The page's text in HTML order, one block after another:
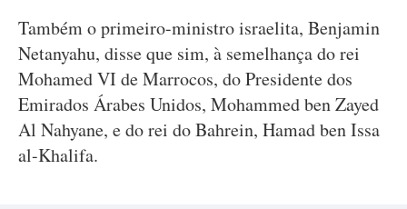
Também o primeiro-ministro israelita, Benjamin
Netanyahu, disse que sim, à semelhança do rei
Mohamed VI de Marrocos, do Presidente dos
Emirados Árabes Unidos, Mohammed ben Zayed
Al Nahyane, e do rei do Bahrein, Hamad ben Issa
al-Khalifa.